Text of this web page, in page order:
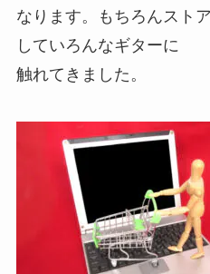
なります。もちろんスト
していろんなギターに
触れてきました。